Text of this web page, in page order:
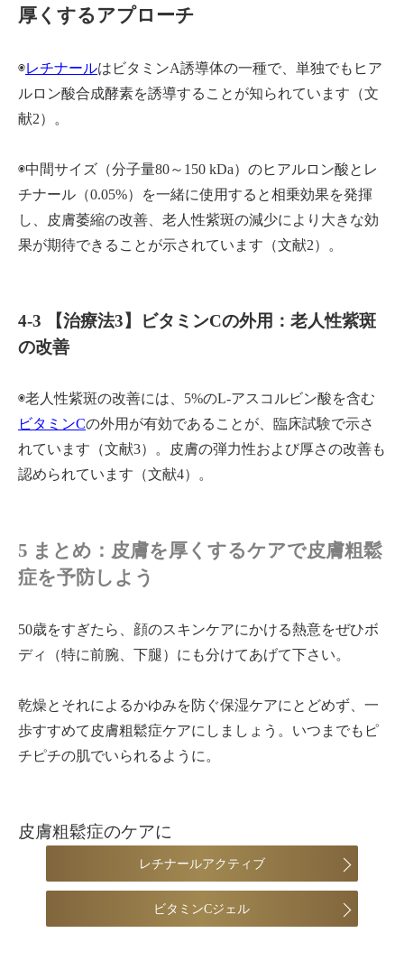
厚くするアプローチ
◉レチナールはビタミンA誘導体の一種で、単独でもヒア
ルロン酸合成酵素を誘導することが知られています（文
献2）。
◉中間サイズ（分子量80～150 kDa）のヒアルロン酸とレ
チナール（0.05%）を一緒に使用すると相乗効果を発揮
し、皮膚萎縮の改善、老人性紫斑の減少により大きな効
果が期待できることが示されています（文献2）。
4-3 【治療法3】ビタミンCの外用：老人性紫斑
の改善
◉老人性紫斑の改善には、5%のL-アスコルビン酸を含む
ビタミンCの外用が有効であることが、臨床試験で示さ
れています（文献3）。皮膚の弾力性および厚さの改善も
認められています（文献4）。
5 まとめ：皮膚を厚くするケアで皮膚粗鬆
症を予防しよう
50歳をすぎたら、顔のスキンケアにかける熱意をぜひボ
ディ（特に前腕、下腿）にも分けてあげて下さい。
乾燥とそれによるかゆみを防ぐ保湿ケアにとどめず、一
歩すすめて皮膚粗鬆症ケアにしましょう。いつまでもピ
チピチの肌でいられるように。
皮膚粗鬆症のケアに
レチナールアクティブ
ビタミンCジェル